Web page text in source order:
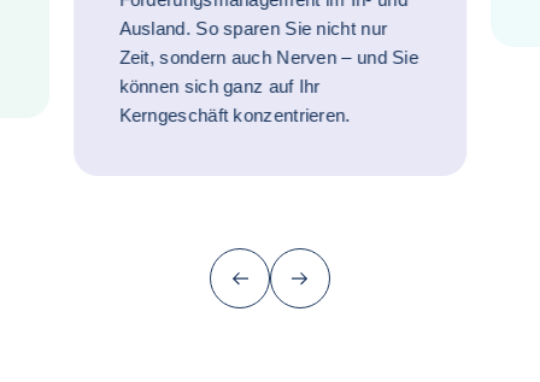
Ausland. So sparen Sie nicht nur
Zeit, sondern auch Nerven – und Sie
können sich ganz auf Ihr
Kerngeschäft konzentrieren.
Zurück (zurück zum letzten Punkt)
Nächste